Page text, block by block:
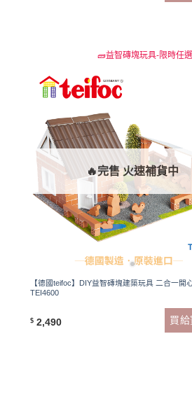
🧱益智磚塊玩具-限時任
🔥完售 火速補貨中
【德國teifoc】DIY益智磚塊建築玩具 二合一開
TEI4600
$ 2,490 買給